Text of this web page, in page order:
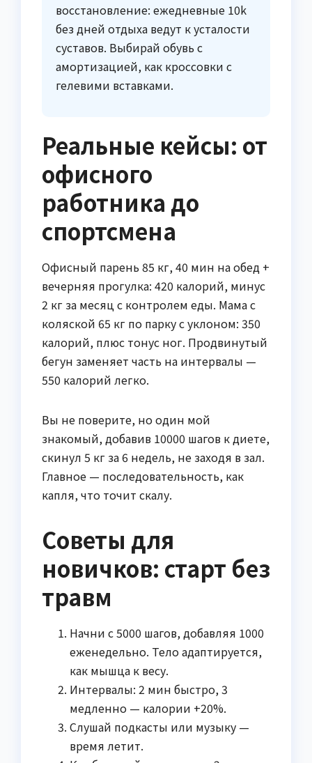
восстановление: ежедневные 10k
без дней отдыха ведут к усталости
суставов. Выбирай обувь с
амортизацией, как кроссовки с
гелевими вставками.
Реальные кейсы: от
офисного
работника до
спортсмена
Офисный парень 85 кг, 40 мин на обед +
вечерняя прогулка: 420 калорий, минус
2 кг за месяц с контролем еды. Мама с
коляской 65 кг по парку с уклоном: 350
калорий, плюс тонус ног. Продвинутый
бегун заменяет часть на интервалы —
550 калорий легко.
Вы не поверите, но один мой
знакомый, добавив 10000 шагов к диете,
скинул 5 кг за 6 недель, не заходя в зал.
Главное — последовательность, как
капля, что точит скалу.
Советы для
новичков: старт без
травм
Начни с 5000 шагов, добавляя 1000
еженедельно. Тело адаптируется,
как мышца к весу.
Интервалы: 2 мин быстро, 3
медленно — калории +20%.
Слушай подкасты или музыку —
время летит.